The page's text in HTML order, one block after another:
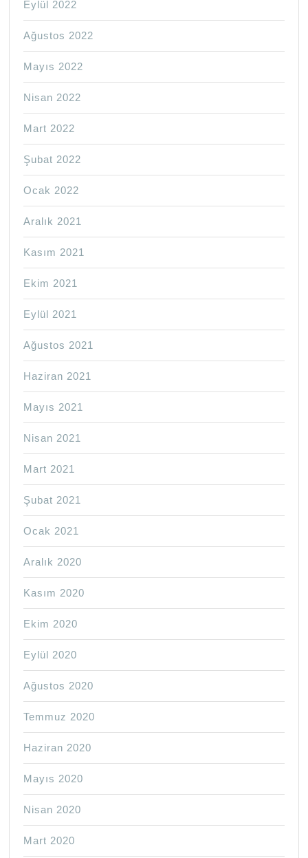
Eylül 2022
Ağustos 2022
Mayıs 2022
Nisan 2022
Mart 2022
Şubat 2022
Ocak 2022
Aralık 2021
Kasım 2021
Ekim 2021
Eylül 2021
Ağustos 2021
Haziran 2021
Mayıs 2021
Nisan 2021
Mart 2021
Şubat 2021
Ocak 2021
Aralık 2020
Kasım 2020
Ekim 2020
Eylül 2020
Ağustos 2020
Temmuz 2020
Haziran 2020
Mayıs 2020
Nisan 2020
Mart 2020